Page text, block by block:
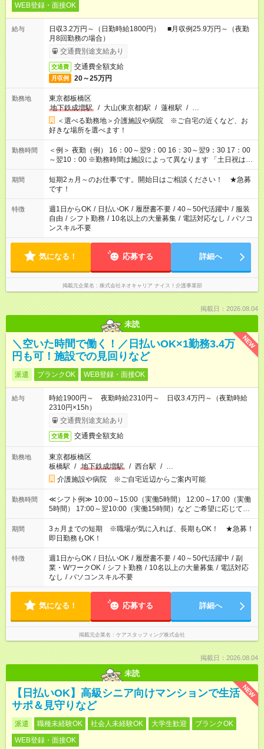
WEB登録・面接OK
給与
日収3.2万円～（日勤時給1800円） ■月収例25.9万円～（夜勤
月8回勤務の場合）
交通費別途支給あり
交通費 交通費全額支給
月収例 20～25万円
勤務地
東京都板橋区
地下鉄成増駅
/ 大山(東京都)駅 / 蓮根駅 / …
＜選べる勤務地＞介護施設や病院 ※ご自宅の近くなど、お
好きな場所を選べます！
勤務時間
＜例＞ 夜勤（例） 16：00～翌9：00 16：30～翌9：30 17：00
～翌10：00 ※勤務時間は施設によって異なります 「土日祝は休
みたい」 「しっかり稼ぎたい」 「もう少し遅い時間から始めた
い」など ご希望にあったお仕事をご案内いたします。 ※未経験
の方の場合は1～2ヶ月間は日中での仕事を経験いただき、 お
仕事に慣れてからの夜勤になります。 ★家庭の都合でお休みが
必要な場合も遠慮なくご相談ください。
期間
短期2ヵ月～のお仕事です。開始日はご相談ください！ ★急募
です！
特徴 週1日からOK / 日払いOK / 履歴書不要 / 40～50代活躍中 / 服装
自由 / シフト勤務 / 10名以上の大量募集 / 電話対応なし / パソコ
ンスキル不要
気になる！ 応募する 詳細へ
掲載元企業名 株式会社ネオキャリア ナイス！介護事業部
掲載日：2026.08.04
未読
NEW
＼空いた時間で働く！／日払いOK×1勤務3.4万
円も可！施設での見回りなど
派遣 ブランクOK WEB登録・面接OK
給与
時給1900円～ 夜勤時給2310円～ 日収3.4万円～（夜勤時給
2310円×15h）
交通費別途支給あり
交通費 交通費全額支給
勤務地
東京都板橋区
板橋駅 / 地下鉄成増駅 / 西台駅 / …
介護施設や病院 ※ご自宅近辺からご案内可能
勤務時間
≪シフト例≫ 10:00～15:00（実働5時間） 12:00～17:00（実働
5時間） 17:00～翌10:00（実働15時間）など ご希望に応じて、
働く時間は調整できます！ お気軽に担当へ相談ください！
期間
3ヵ月までの短期 ※職場が気に入れば、長期もOK！ ★急募！
即日勤務もOK！
特徴 週1日からOK / 日払いOK / 履歴書不要 / 40～50代活躍中 / 副
業・WワークOK / シフト勤務 / 10名以上の大量募集 / 電話対応
なし / パソコンスキル不要
気になる！ 応募する 詳細へ
掲載元企業名 ケアスタッフィング株式会社
掲載日：2026.08.04
未読
NEW
【日払いOK】高級シニア向けマンションで生活
サポ＆見守りなど
派遣 職種未経験OK 社会人未経験OK 大学生歓迎
ブランクOK
WEB登録・面接OK